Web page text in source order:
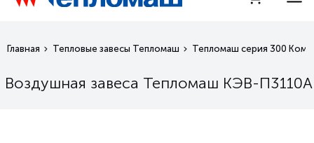
Главная Тепловые завесы Тепломаш Тепломаш серия 300
Воздушная завеса Тепломаш КЭВ-П3110А